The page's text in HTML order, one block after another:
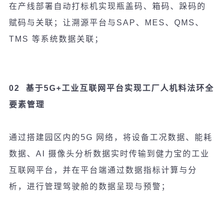
在 产线部署自 动打标机实现瓶盖码 、箱码 、 跺码 的
赋码 与关联 ； 让 溯源平台与 SAP 、 MES 、 QMS 、
TMS 等系统数据关联 ；
02 基于5G+工业 互联 网平台实现工厂人机料法环全
要素管理
通过搭建园区内的5G 网 络 ，将设备工况数据、能耗
数据、 AI 摄像头分析数据实时传输到健力宝的工业
互联网平台，并在平台端通过数据指标计算与分
析，进行管理驾驶舱的数据呈现与预警；